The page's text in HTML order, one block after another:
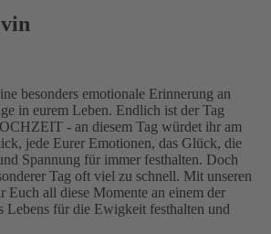
besonders emotionale Erinnerung an
in eurem Leben. Endlich ist der Tag
- an diesem Tag würdet ihr am
jede Eurer Emotionen, das Glück, die
Spannung für immer festhalten. Doch
Tag oft viel zu schnell. Mit unseren
Euch all diese Momente an einem der
Lebens für die Ewigkeit festhalten und